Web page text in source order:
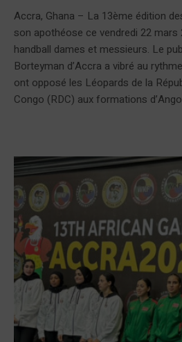
Accra, Ghana – La 13ème édition
son apothéose ce vendredi 22 mars
handball dames et messieurs. Le
Borteyman d’Accra a vibré au
ont opposé les Léopards de la
Congo (RDC) aux formations